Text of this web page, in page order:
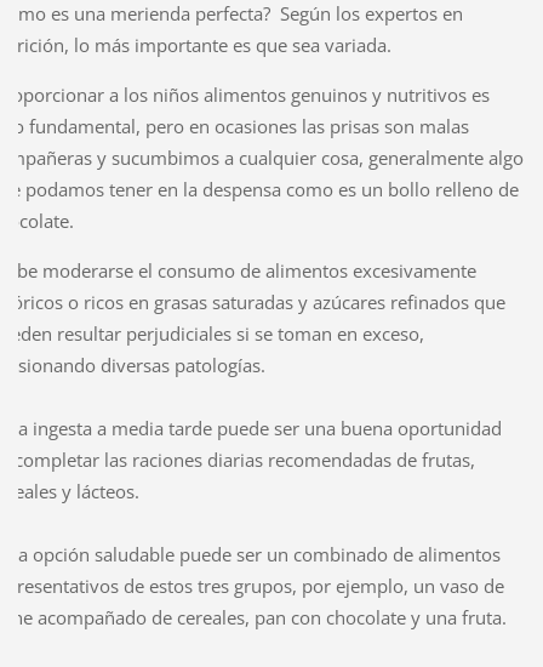
es una merienda perfecta? Según los expertos en
lo más importante es que sea variada.
a los niños alimentos genuinos y nutritivos es
fundamental, pero en ocasiones las prisas son malas
y sucumbimos a cualquier cosa, generalmente algo
podamos tener en la despensa como es un bollo relleno de
moderarse el consumo de alimentos excesivamente
o ricos en grasas saturadas y azúcares refinados que
resultar perjudiciales si se toman en exceso,
diversas patologías.
ingesta a media tarde puede ser una buena oportunidad
completar las raciones diarias recomendadas de frutas,
y lácteos.
opción saludable puede ser un combinado de alimentos
de estos tres grupos, por ejemplo, un vaso de
acompañado de cereales, pan con chocolate y una fruta.